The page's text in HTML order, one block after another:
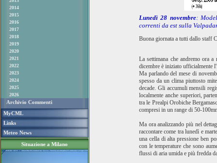
2014
2015
2016
2017
2018
2019
2020
2021
2022
2023
2024
2025
2026
Archivio Commenti
MyCML
Links
Meteo News
Situazione a Milano
Lunedì 28 novembre:
correnti da est sulla
Buona giornata a tutti dallo staff
La settimana che andremo ora
dicembre è iniziato ufficialmente
Ma parlando del mese di
spesso da un clima piuttosto
decade. Gli accumuli mensili
localmente anche superiori,
tra le Prealpi Orobiche
compresi in un range di 50-
Ma ora analizzando più nel
raccontare come tra lunedì e
una cella di alta pressione ben
con le temperature che sono
flussi di aria umida e più fredda